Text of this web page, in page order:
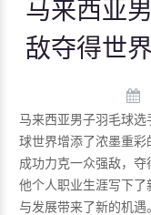
马来西亚
敌夺得世
马来西亚男子羽毛球
球世界增添了浓墨重
成功力克一众强敌，
他个人职业生涯写下
与发展带来了新的机